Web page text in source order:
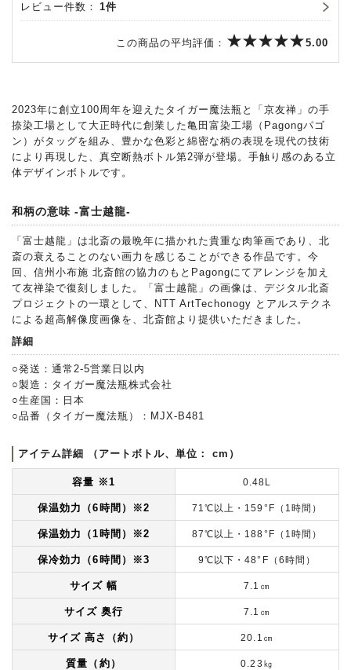
レビュー件数： 1件
この商品の平均評価： 5.00
2023年に創立100周年を迎えたタイガー魔法瓶と「京友禅」の手
捺染工場として大正時代に創業した亀田富染工場（Pagongパゴ
ン）がタッグを組み、豊かな色彩と綿密な柄の表現を現代の技術
により再現した、真空断熱ボトル第2弾が登場。手触り感のある立
体デザインボトルです。
和柄の意味 -富士越龍-
「富士越龍」は北斎の最晩年に描かれた貴重な肉筆画であり、北
斎の衰えることのない画力を感じることができる作品です。今
回、信州小布施 北斎館の協力のもとPagongにてアレンジを加え
て友禅染で復刻しました。「富士越龍」の画像は、デジタル北斎
プロジェクトの一環として、NTT ArtTechonogy とアルステクネ
による超高解像度画像を、北斎館より提供いただきました。
詳細
○発送：通常2-5営業日以内
○製造：タイガー魔法瓶株式会社
○生産国：日本
○品番（タイガー魔法瓶）：MJX-B481
アイテム詳細 （アートボトル、単位： cm）
容量 ※1 0.48L
保温効力（6時間） ※2 71℃以上・159°F（1時間）
保温効力（1時間） ※2 87℃以上・188°F（1時間）
保冷効力（6時間） ※3 9℃以下・48°F（6時間）
サイズ 幅 7.1㎝
サイズ 奥行 7.1㎝
サイズ 高さ（約） 20.1㎝
質量（約） 0.23㎏